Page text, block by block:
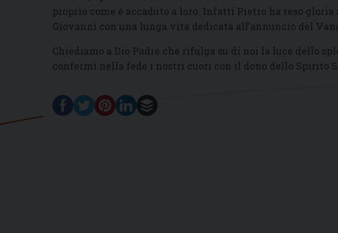
proprio come è accaduto a loro. Infatti Pietro ha reso
Giovanni con una lunga vita dedicata all’annuncio del
Chiediamo a Dio Padre che rifulga su di noi la luce dello
confermi nella fede i nostri cuori con il dono dello Spirito